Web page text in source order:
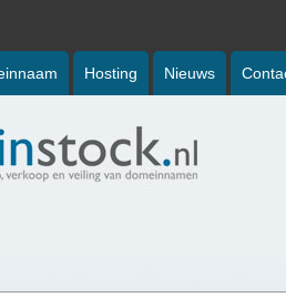
Hosting Nieuws